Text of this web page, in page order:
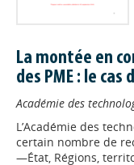
La montée en
des PME : le
Académie des
L’Académie des
certain nombre de
—État, Régions,